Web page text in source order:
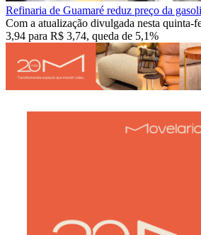
Refinaria de Guamaré reduz preço da
Com a atualização divulgada nesta quinta-
3,94 para R$ 3,74, queda de 5,1%